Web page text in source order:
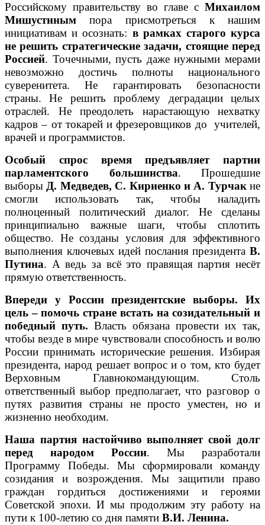
Российскому правительству во главе с Михаилом
Мишустиным пора присмотреться к нашим
инициативам и осознать: в рамках старого курса
не решить стратегические задачи, стоящие перед
Россией. Точечными, пусть даже нужными мерами
невозможно достичь полноты национального
суверенитета. Не гарантировать безопасности
страны. Не решить проблему деградации целых
отраслей. Не преодолеть нарастающую нехватку
кадров – от токарей и фрезеровщиков до учителей,
врачей и программистов.
Особый спрос время предъявляет партии
парламентского большинства. Прошедшие
выборыД. Медведев, С. Кириенко и А. Турчакне
смогли использовать так, чтобы наладить
полноценный политический диалог. Не сделаны
принципиально важные шаги, чтобы сплотить
общество. Не созданы условия для эффективного
выполнения ключевых идей послания президента В.
Путина. А ведь за всё это правящая партия несёт
прямую ответственность.
Впереди у России президентские выборы. Их
цель– помочь стране встать на созидательный и
победный путь. Власть обязана провести их так,
чтобы везде в мире чувствовали способность и волю
России принимать исторические решения. Избирая
президента, народ решает вопрос и о том, кто будет
Верховным Главнокомандующим. Столь
ответственный выбор предполагает, что разговор о
путях развития страны не просто уместен, но и
жизненно необходим.
Наша партия настойчиво выполняет свой долг
перед народом России. Мы разработали
Программу Победы. Мы сформировали команду
созидания и возрождения. Мы защитили право
граждан гордиться достижениями и героями
Советской эпохи. И мы продолжим эту работу на
пути к 100-летию со дня памяти В.И. Ленина.